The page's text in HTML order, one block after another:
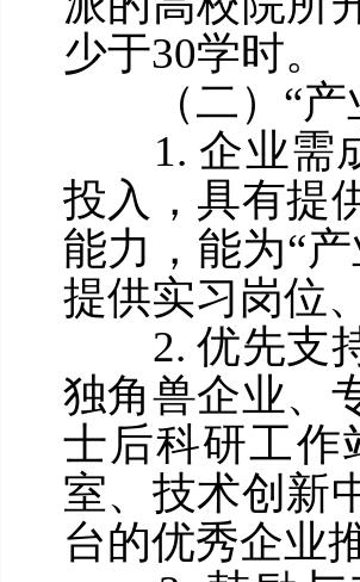
少于30学时。
（二）“产
1. 企业需成
投入，具有提
能力，能为“
提供实习岗位
2. 优先支持
独角兽企业、
士后科研工作
室、技术创新
台的优秀企业